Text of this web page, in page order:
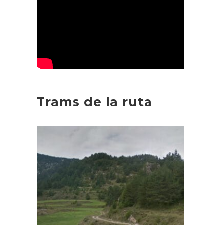
Trams de la ruta